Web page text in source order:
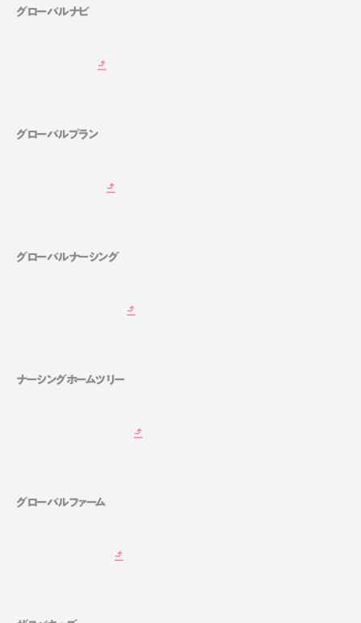
グローバルナビ
グローバルプラン
グローバルナーシング
ナーシングホームツリー
グローバルファーム